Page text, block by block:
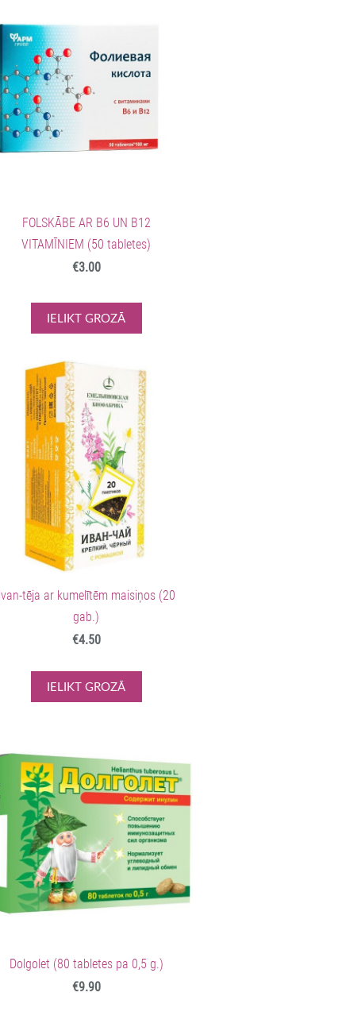
FOLSKĀBE AR B6 UN B12
VITAMĪNIEM (50 tabletes)
€3.00
IELIKT GROZĀ
Ivan-tēja ar kumelītēm maisiņos (20
gab.)
€4.50
IELIKT GROZĀ
Dolgolet (80 tabletes pa 0,5 g.)
€9.90